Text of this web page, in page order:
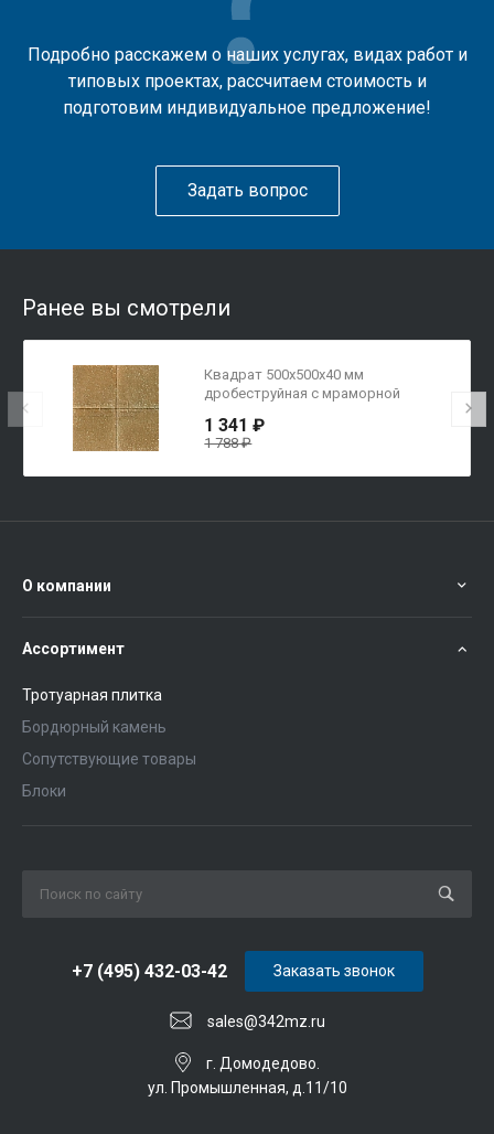
Подробно расскажем о наших услугах, видах работ и
типовых проектах, рассчитаем стоимость и
подготовим индивидуальное предложение!
Задать вопрос
Ранее вы смотрели
Квадрат 500х500х40 мм
дробеструйная с мраморной
1 341 ₽
1 788 ₽
О компании
Ассортимент
Тротуарная плитка
Бордюрный камень
Сопутствующие товары
Блоки
sales@342mz.ru
+7 (495) 432-03-42
г. Домодедово.
ул. Промышленная, д.11/10
Заказать звонок